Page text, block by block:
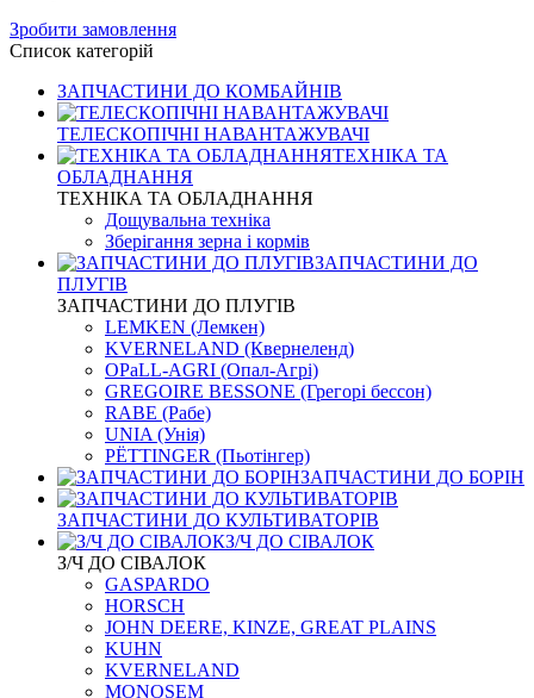
Зробити замовлення
Список категорій
ЗАПЧАСТИНИ ДО КОМБАЙНІВ
ТЕЛЕСКОПІЧНІ НАВАНТАЖУВАЧІ
ТЕХНІКА ТА
ОБЛАДНАННЯ
ТЕХНІКА ТА ОБЛАДНАННЯ
Дощувальна техніка
Зберігання зерна і кормів
ЗАПЧАСТИНИ ДО
ПЛУГІВ
ЗАПЧАСТИНИ ДО ПЛУГІВ
LEMKEN (Лемкен)
KVERNELАND (Квернеленд)
OPaLL-AGRI (Опал-Агрі)
GREGOIRE BESSONE (Грегорі бессон)
RABE (Рабе)
UNIA (Унія)
PЁTTINGER (Пьотінгер)
ЗАПЧАСТИНИ ДО БОРІН
ЗАПЧАСТИНИ ДО КУЛЬТИВАТОРІВ
З/Ч ДО СІВАЛОК
З/Ч ДО СІВАЛОК
GASPARDO
HORSCH
JOHN DEERE, KINZE, GREAT PLAINS
KUHN
KVERNELАND
MONOSEM